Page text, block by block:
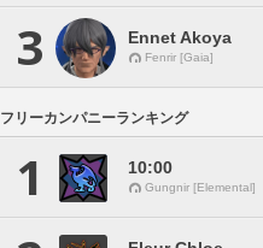
3 Ennet Akoya
Fenrir [Gaia]
フリーカンパニーランキング
1 10:00
Gungnir [Elemental]